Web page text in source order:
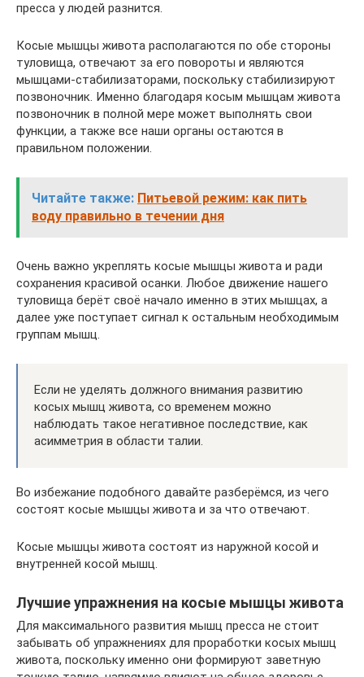
пресса у людей разнится.
Косые мышцы живота располагаются по обе стороны
туловища, отвечают за его повороты и являются
мышцами-стабилизаторами, поскольку стабилизируют
позвоночник. Именно благодаря косым мышцам живота
позвоночник в полной мере может выполнять свои
функции, а также все наши органы остаются в
правильном положении.
Читайте также: Питьевой режим: как пить
воду правильно в течении дня
Очень важно укреплять косые мышцы живота и ради
сохранения красивой осанки. Любое движение нашего
туловища берёт своё начало именно в этих мышцах, а
далее уже поступает сигнал к остальным необходимым
группам мышц.
Если не уделять должного внимания развитию
косых мышц живота, со временем можно
наблюдать такое негативное последствие, как
асимметрия в области талии.
Во избежание подобного давайте разберёмся, из чего
состоят косые мышцы живота и за что отвечают.
Косые мышцы живота состоят из наружной косой и
внутренней косой мышц.
Лучшие упражнения на косые мышцы живота
Для максимального развития мышц пресса не стоит
забывать об упражнениях для проработки косых мышц
живота, поскольку именно они формируют заветную